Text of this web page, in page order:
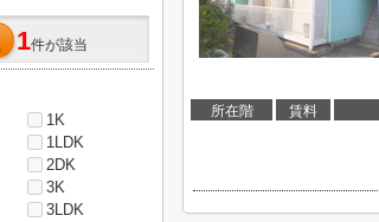
所在階 賃料
1件が該当
1K
1LDK
2DK
3K
3LDK